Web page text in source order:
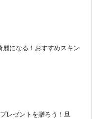
麗になる！おすすめスキン
レゼントを贈ろう！旦